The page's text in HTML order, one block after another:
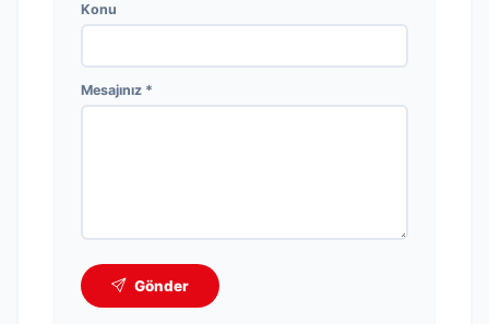
Konu
Mesajınız *
Gönder